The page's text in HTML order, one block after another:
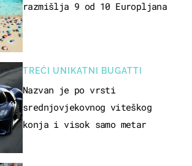
razmišlja 9 od 10 Europljana
TREĆI UNIKATNI BUGATTI
Nazvan je po vrsti
srednjovjekovnog viteškog
konja i visok samo metar